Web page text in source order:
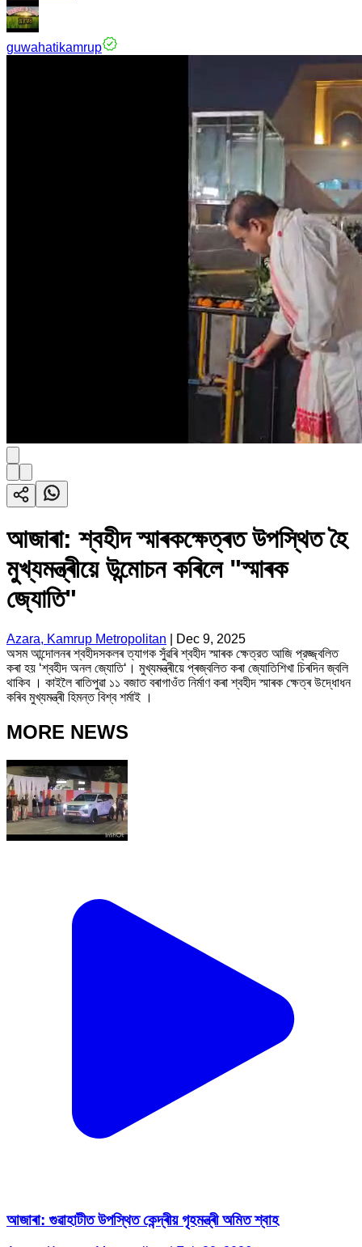
guwahatikamrup
আজাৰা: শ্বহীদ স্মাৰকক্ষেত্ৰত উপস্থিত হৈ
মুখ্যমন্ত্ৰীয়ে উন্মোচন কৰিলে "স্মাৰক
জ্যোতি"
Azara, Kamrup Metropolitan
Dec 9, 2025
অসম আন্দোলনৰ শ্বহীদসকলৰ ত্যাগক সুঁৱৰি শ্বহীদ স্মাৰক ক্ষেত্রত আজি প্রজ্জ্বলিত
কৰা হয় ‘শ্বহীদ অনল জ্যোতি‘। মুখ্যমন্ত্ৰীয়ে প্ৰজ্বলিত কৰা জ্যোতিশিখা চিৰদিন জ্বলি
থাকিব । কাইলৈ ৰাতিপুৱা ১১ বজাত বৰাগাওঁত নিৰ্মাণ কৰা শ্বহীদ স্মাৰক ক্ষেত্ৰ উদ্ধোধন
কৰিব মুখ্যমন্ত্ৰী হিমন্ত বিশ্ব শৰ্মাই ।
MORE NEWS
আজাৰা: গুৱাহাটীত উপস্থিত কেন্দ্ৰীয় গৃহমন্ত্ৰী অমিত শ্বাহ